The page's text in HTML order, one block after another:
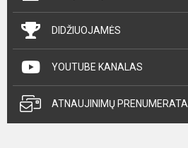
DIDŽIUOJAMĖS
YOUTUBE KANALAS
ATNAUJINIMŲ PRENUMERATA